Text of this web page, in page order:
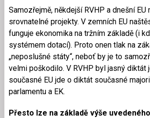
Samozřejmě, někdejší RVHP a dnešní EU
srovnatelné projekty. V zemních EU
funguje ekonomika na tržním základě (i
systémem dotací). Proto onen tlak na
„neposlušné státy“, neboť by je to
velmi poškodilo. V RVHP byl jasný diktát
současné EU jde o diktát současné
parlamentu a EK.
Přesto lze na základě výše